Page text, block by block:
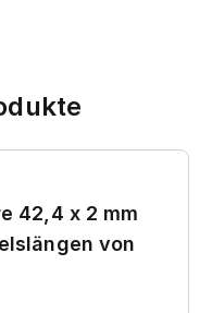
42,4 x 2 mm
von